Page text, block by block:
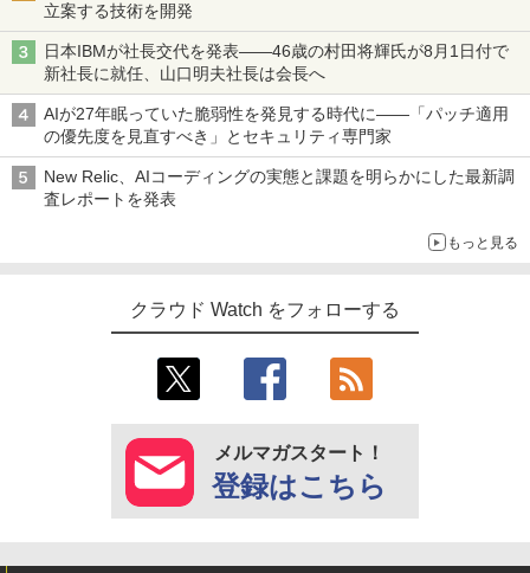
立案する技術を開発
日本IBMが社長交代を発表――46歳の村田将輝氏が8月1日付で
新社長に就任、山口明夫社長は会長へ
AIが27年眠っていた脆弱性を発見する時代に――「パッチ適用
の優先度を見直すべき」とセキュリティ専門家
New Relic、AIコーディングの実態と課題を明らかにした最新調
査レポートを発表
もっと見る
クラウド Watch をフォローする
メルマガスタート！
登録はこちら